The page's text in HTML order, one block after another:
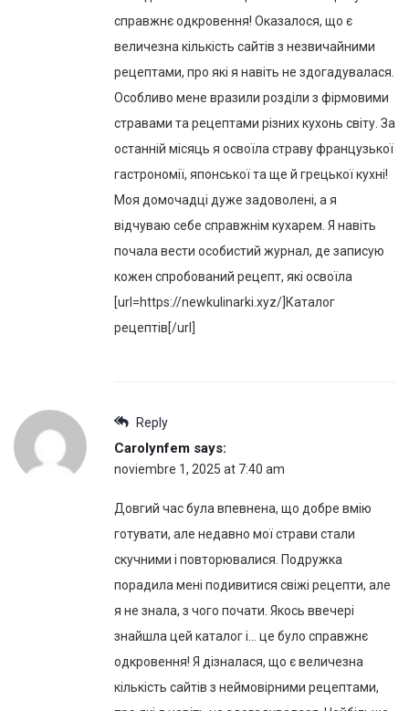
справжнє одкровення! Оказалося, що є
величезна кількість сайтів з незвичайними
рецептами, про які я навіть не здогадувалася.
Особливо мене вразили розділи з фірмовими
стравами та рецептами різних кухонь світу. За
останній місяць я освоїла страву французької
гастрономії, японської та ще й грецької кухні!
Моя домочадці дуже задоволені, а я
відчуваю себе справжнім кухарем. Я навіть
почала вести особистий журнал, де записую
кожен спробований рецепт, які освоїла
[url=https://newkulinarki.xyz/]Каталог
рецептів[/url]
Reply
Carolynfem says:
noviembre 1, 2025 at 7:40 am
Довгий час була впевнена, що добре вмію
готувати, але недавно мої страви стали
скучними і повторювалися. Подружка
порадила мені подивитися свіжі рецепти, але
я не знала, з чого почати. Якось ввечері
знайшла цей каталог і… це було справжнє
одкровення! Я дізналася, що є величезна
кількість сайтів з неймовірними рецептами,